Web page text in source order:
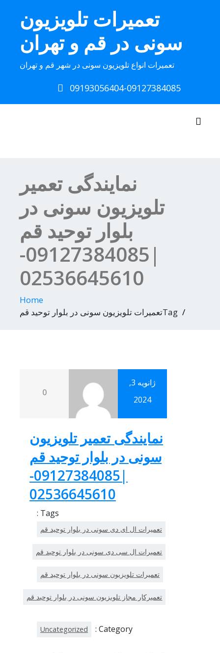
تعمیرات تلویزیون
سونی در قم و تهران
تعمیرات انواع تلویزیون سونی در شهر قم و تهران
09193056404-09127384085
Toggle navigation
نمایندگی تعمیر
تلویزیون سونی در
بلوار توحید قم
|09127384085-
02536645610
Home
Tagتعمیرات تلویزیون سونی در بلوار توحید قم
ژانویه 3,
2024
0
نمایندگی تعمیر تلویزیون
سونی در بلوار توحید قم
|09127384085-
02536645610
Tags :
تعمیرات ال ای دی سونی در بلوار توحید قم
تعمیرات ال سی دی سونی در بلوار توحید قم
تعمیرات تلویزیون سونی در بلوار توحید قم
تعمیرکار مجاز تلویزیون سونی در بلوار توحید قم
Category :
Uncategorized